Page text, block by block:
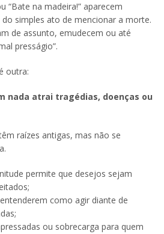
“Bate na madeira!” aparecem
simples ato de mencionar a morte.
de assunto, emudecem ou até
presságio”.
outra:
nada atrai tragédias, doenças ou
raízes antigas, mas não se
permite que desejos sejam
como agir diante de
ou sobrecarga para quem